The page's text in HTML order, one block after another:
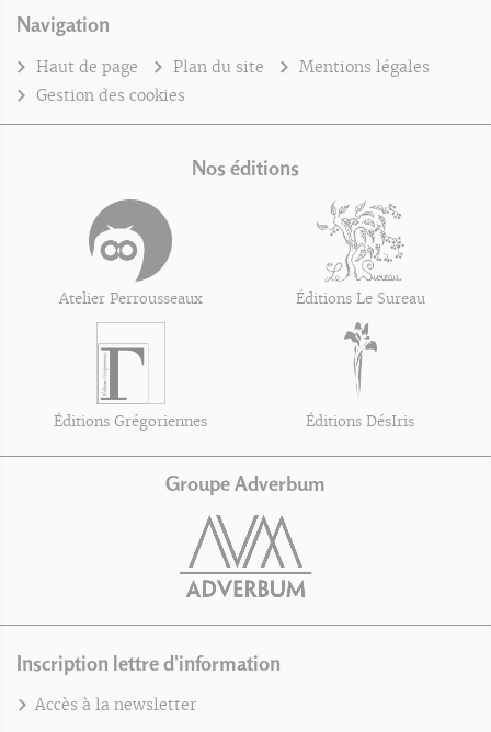
Navigation
Haut de page Plan du site
Mentions légales
Gestion des cookies
Nos éditions
Atelier Perrousseaux Éditions Le Sureau
Éditions Grégoriennes Éditions DésIris
Groupe Adverbum
Inscription lettre d'information
Accès à la newsletter